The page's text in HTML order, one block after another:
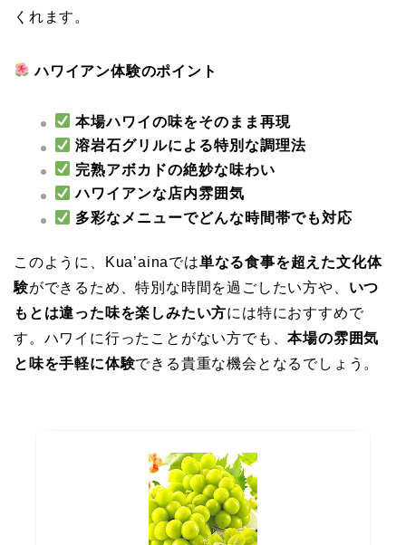
くれます。
ハワイアン体験のポイント
本場ハワイの味をそのまま再現
溶岩石グリルによる特別な調理法
完熟アボカドの絶妙な味わい
ハワイアンな店内雰囲気
多彩なメニューでどんな時間帯でも対応
このように、Kua’ainaでは単なる食事を超えた文化体
験ができるため、特別な時間を過ごしたい方や、 いつ
もとは違った味を楽しみたい方には特におすすめで
す。ハワイに行ったことがない方でも、本場の雰囲気
と味を手軽に体験できる貴重な機会となるでしょう。